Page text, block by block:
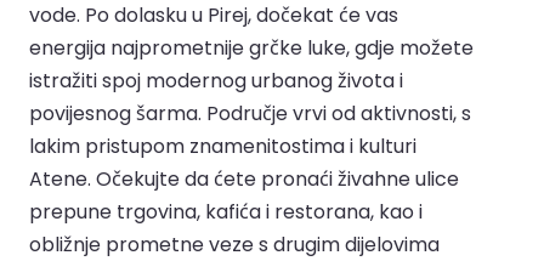
vode. Po dolasku u Pirej, dočekat će vas
energija najprometnije grčke luke, gdje možete
istražiti spoj modernog urbanog života i
povijesnog šarma. Područje vrvi od aktivnosti, s
lakim pristupom znamenitostima i kulturi
Atene. Očekujte da ćete pronaći živahne ulice
prepune trgovina, kafića i restorana, kao i
obližnje prometne veze s drugim dijelovima